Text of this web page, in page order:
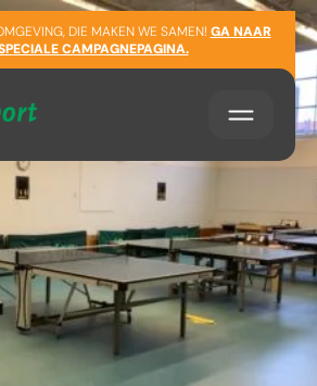
DIE MAKEN WE SAMEN! GA NAAR
CAMPAGNEPAGINA.